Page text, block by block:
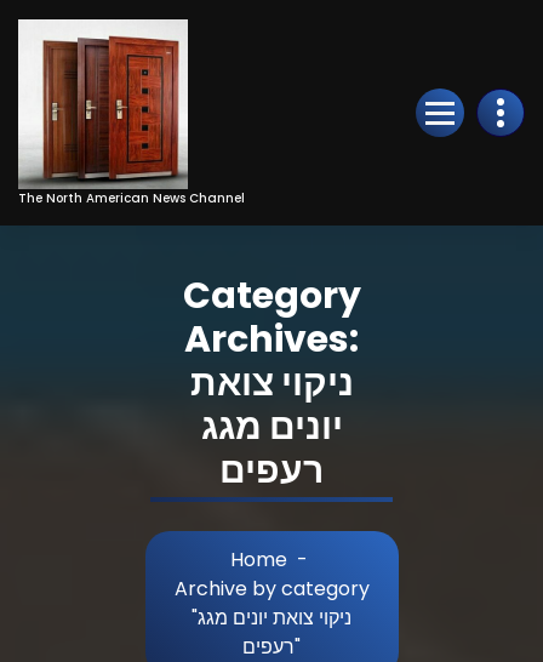
Skip
Content
The North American News Channel
Category
Archives:
ניקוי צואת
יונים מגג
רעפים
Home -
Archive by category
"ניקוי צואת יונים מגג
רעפים"